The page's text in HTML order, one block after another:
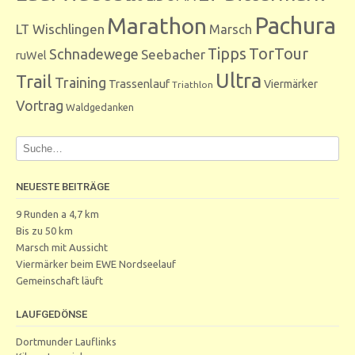
LT Wischlingen Marathon Marsch Pachura
ruWel Schnadewege Seebacher Tipps TorTour
Trail Training Trassenlauf Triathlon Ultra Viermärker
Vortrag Waldgedanken
NEUESTE BEITRÄGE
9 Runden a 4,7 km
Bis zu 50 km
Marsch mit Aussicht
Viermärker beim EWE Nordseelauf
Gemeinschaft läuft
LAUFGEDÖNSE
Dortmunder Lauflinks